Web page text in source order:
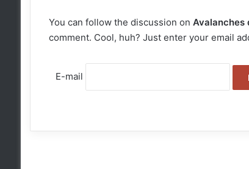
You can follow the discussion on Avalanches
comment. Cool, huh? Just enter your email
E-mail